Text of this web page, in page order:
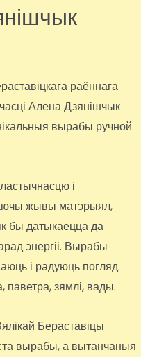
раённага
Алена Дзянішчык
вырабы ручной
і
жывы матэрыял,
бы датыкаецца да
энергіі. Вырабы
і радуюць погляд.
зямлі, вады.
Бераставіцы
вырабы, а вытанчаныя